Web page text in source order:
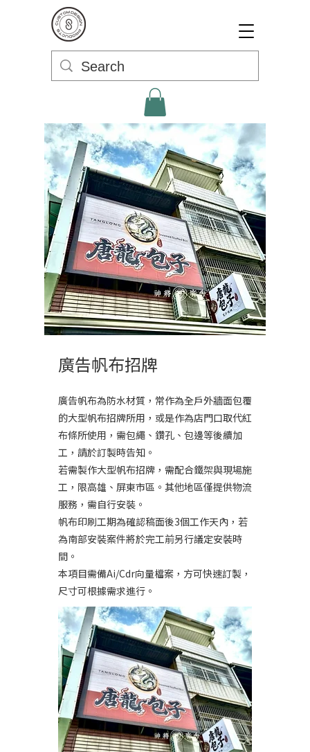
廣告帆布招牌
廣告帆布為防水材質，常作為全戶外牆面包覆
的大型帆布招牌所用，或是作為店門口取代紅
布條所使用，需包繩、鑽孔、包邊等後續加
工，請於訂製時告知。
若需製作大型帆布招牌，需配合鐵架與現場施
工，限高雄、屏東市區。其他地區僅提供物流
服務，需自行安裝。
帆布印刷工期為確認稿面後3個工作天內，若
為南部安裝案件將於完工前另行議定安裝時
間。
本項目需備Ai/Cdr向量檔案，方可快速訂製，
尺寸可根據需求進行。